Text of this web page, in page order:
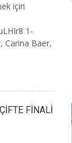
için
1-
Carina Baer,
FİNALİ